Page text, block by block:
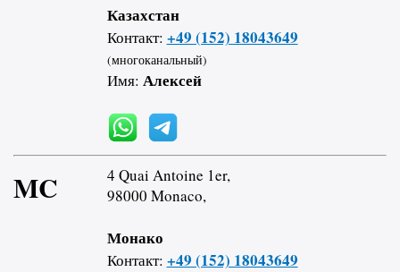
Казахстан
Контакт: +49 (152) 18043649
(многоканальный)
Имя: Алексей
MC
4 Quai Antoine 1er,
98000 Monaco,
Монако
Контакт: +49 (152) 18043649